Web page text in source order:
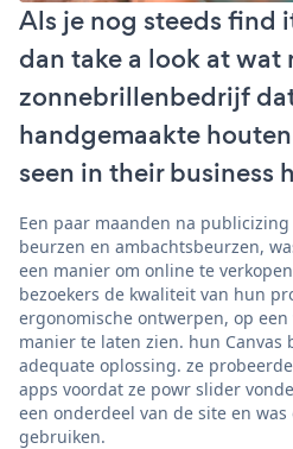
Als je nog steeds find
dan take a look at wat
zonnebrillenbedrijf
handgemaakte
seen in their business
Een paar maanden na
beurzen en ambachtsbeurzen,
een manier om online te
bezoekers de kwaliteit van hun
ergonomische ontwerpen, op
manier te laten zien. hun Canvas
adequate oplossing. ze
apps voordat ze powr slider
een onderdeel van de site en
gebruiken.